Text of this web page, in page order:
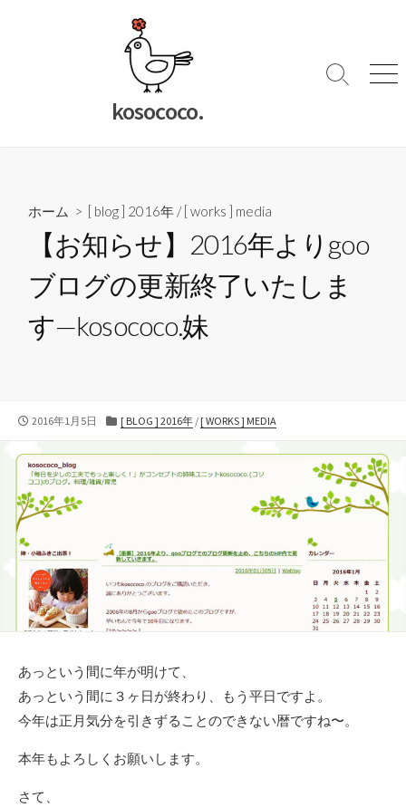
ス
kosococo.
検
メ
ホーム > [ blog ] 2016年 / [ works ] media
【お知らせ】2016年よりgoo
ブログの更新終了いたしま
す—kosococo.妹
公
日
2016年1月5日
カ
ゴ
リ
[ BLOG ] 2016年/ [ WORKS ] MEDIA
あっという間に年が明けて、
あっという間に３ヶ日が終わり、もう平日ですよ。
今年は正月気分を引きずることのできない暦ですね〜。
本年もよろしくお願いします。
さて、